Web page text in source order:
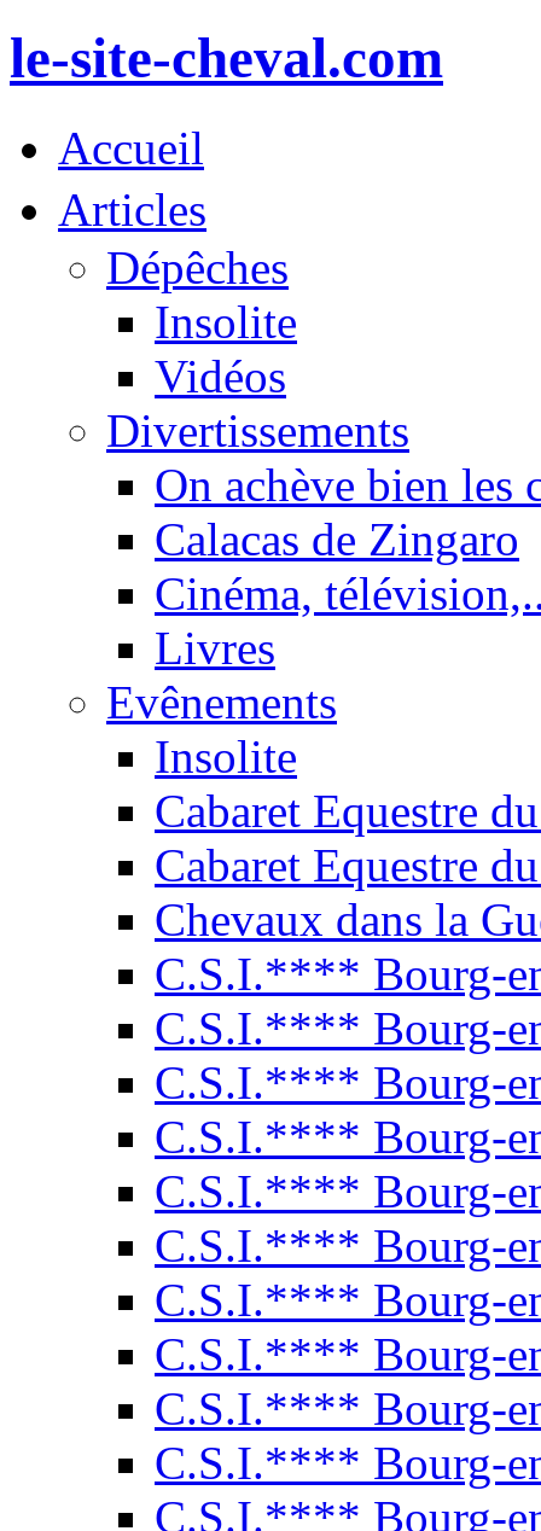
le-site-cheval.com
Accueil
Articles
Dépêches
Insolite
Vidéos
Divertissements
On achève bien les
Calacas de Zingaro
Cinéma,
Livres
Evênements
Insolite
Cabaret Equestre
Cabaret Equestre
Chevaux dans la
C.S.I.**** Bourg-
C.S.I.**** Bourg-
C.S.I.**** Bourg-
C.S.I.**** Bourg-
C.S.I.**** Bourg-
C.S.I.**** Bourg-
C.S.I.**** Bourg-
C.S.I.**** Bourg-
C.S.I.**** Bourg-
C.S.I.**** Bourg-
C.S.I.**** Bourg-